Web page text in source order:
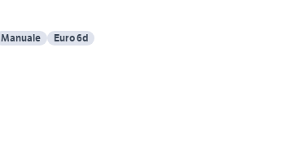
Manuale Euro 6d